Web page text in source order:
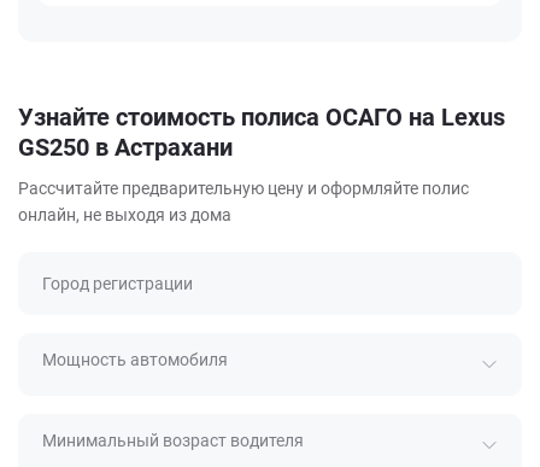
Узнайте стоимость полиса ОСАГО на Lexus
GS250 в Астрахани
Рассчитайте предварительную цену и оформляйте полис
онлайн, не выходя из дома
Город регистрации
Мощность автомобиля
Минимальный возраст водителя